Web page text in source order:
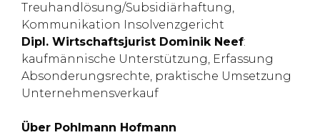
Treuhandlösung/Subsidiärhaftung,
Kommunikation Insolvenzgericht
Dipl. Wirtschaftsjurist Dominik Neef:
kaufmännische Unterstützung, Erfassung
Absonderungsrechte, praktische Umsetzung
Unternehmensverkauf
Über Pohlmann Hofmann